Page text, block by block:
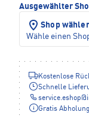
Ausgewählter
Shop
Wähle einen
Kostenlose
Schnelle
service.eshop@
Gratis